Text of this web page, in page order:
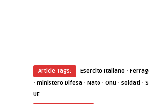
Article Tags: Esercito Italiano ·
·ministero Difesa ·Nato ·Onu ·soldati ·
UE